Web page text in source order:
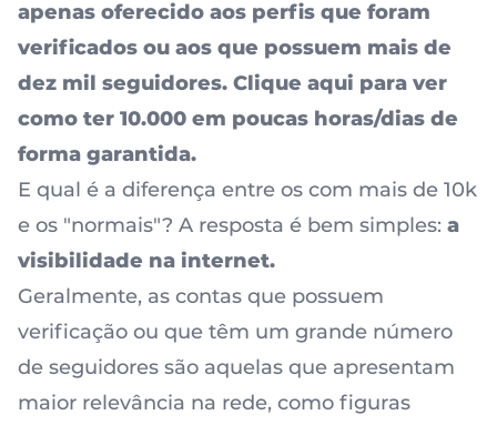
apenas oferecido aos perfis que foram
verificados ou aos que possuem mais de
dez mil seguidores. Clique aqui para ver
como ter 10.000 em poucas horas/dias de
forma garantida.
E qual é a diferença entre os com mais de 10k
e os "normais"? A resposta é bem simples: a
visibilidade na internet.
Geralmente, as contas que possuem
verificação ou que têm um grande número
de seguidores são aquelas que apresentam
maior relevância na rede, como figuras